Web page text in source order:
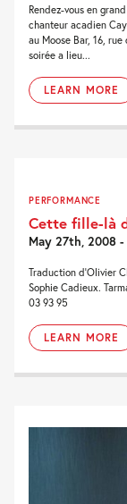
Rendez-vous en
chanteur acadien
au Moose Bar, 16,
soirée a lieu...
LEARN MORE
PERFORMANCE
Cette fille-là
May 27th, 2008
Traduction d'Olivier
Sophie Cadieux.
03 93 95
LEARN MORE